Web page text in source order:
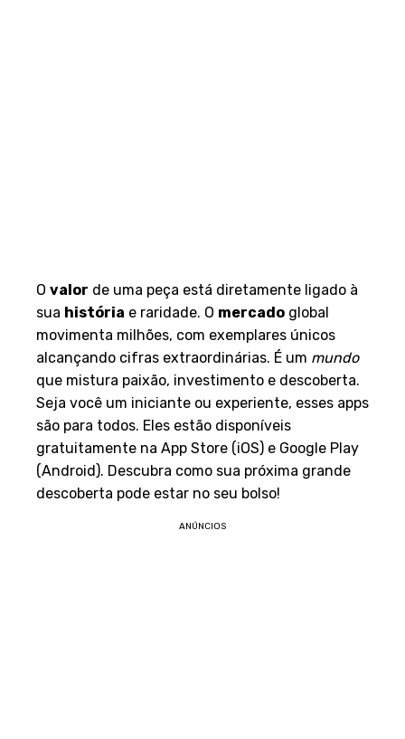
O valor de uma peça está diretamente ligado à
sua história e raridade. O mercado global
movimenta milhões, com exemplares únicos
alcançando cifras extraordinárias. É um mundo
que mistura paixão, investimento e descoberta.
Seja você um iniciante ou experiente, esses apps
são para todos. Eles estão disponíveis
gratuitamente na App Store (iOS) e Google Play
(Android). Descubra como sua próxima grande
descoberta pode estar no seu bolso!
ANÚNCIOS